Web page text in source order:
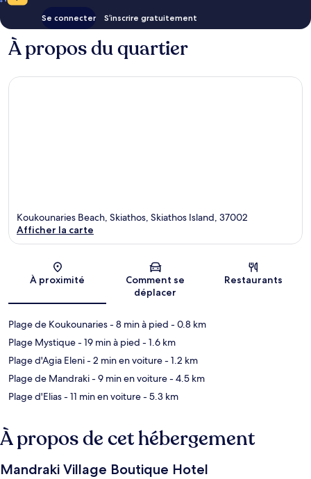
Se connecter S’inscrire gratuitement
À propos du quartier
Carte
Koukounaries Beach, Skiathos, Skiathos Island, 37002
Afficher la carte
À proximité
Comment se
déplacer
Restaurants
Plage de Koukounaries- 8 min à pied - 0.8 km
Plage Mystique- 19 min à pied - 1.6 km
Plage d'Agia Eleni- 2 min en voiture- 1.2 km
Plage de Mandraki- 9 min en voiture- 4.5 km
Plage d'Elias- 11 min en voiture- 5.3 km
À propos de cet hébergement
Mandraki Village Boutique Hotel